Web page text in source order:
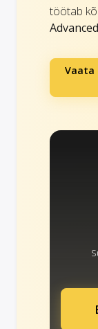
töötab
Advanced
Vaata